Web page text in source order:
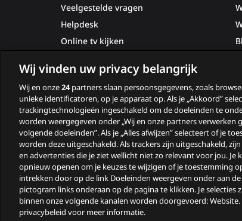
Veelgestelde vragen
Helpdesk
Online tv kijken
© 2026
Algemene
Wij vinden uw privacy belangrijk
Wij en onze24partners slaan persoonsgegevens, zoals
unieke identificatoren, op je apparaat op. Als je „Akkoord”
trackingtechnologieën ingeschakeld om de doeleinden te
worden weergegeven onder „Wij en onze partners verwerken
volgende doeleinden”. Als je „Alles afwijzen” selecteert of je
worden deze uitgeschakeld. Als trackers zijn uitgeschakeld,
en advertenties die je ziet wellicht niet zo relevant voor jou. Je
opnieuw openen om je keuzes te wijzigen of je toestemming
intrekken door op de link Doeleinden weergeven onder aan
pictogram links onderaan op de pagina te klikken. Je selecties
binnen onze volgende kanalen worden doorgevoerd: Website.
privacybeleid voor meer informatie.